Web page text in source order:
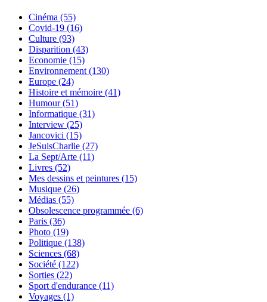
Cinéma (55)
Covid-19 (16)
Culture (93)
Disparition (43)
Economie (15)
Environnement (130)
Europe (24)
Histoire et mémoire (41)
Humour(51)
Informatique (31)
Interview (25)
Jancovici (15)
JeSuisCharlie (27)
La Sept/Arte (11)
Livres (52)
Mes dessins et peintures (15)
Musique (26)
Médias (55)
Obsolescence programmée (6)
Paris (36)
Photo (19)
Politique (138)
Sciences (68)
Société (122)
Sorties (22)
Sport d'endurance (11)
Voyages (1)